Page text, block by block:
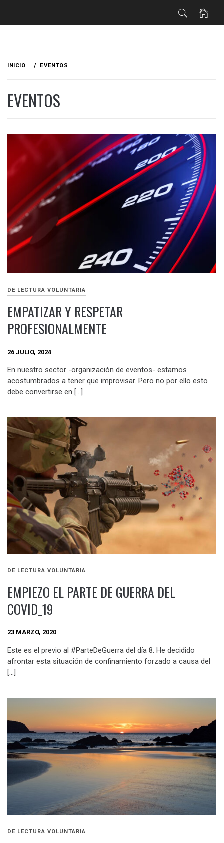
INICIO EVENTOS
EVENTOS
DE LECTURA VOLUNTARIA
EMPATIZAR Y RESPETAR
PROFESIONALMENTE
26 JULIO, 2024
En nuestro sector -organización de eventos- estamos
acostumbrados a tener que improvisar. Pero no por ello esto
debe convertirse en […]
DE LECTURA VOLUNTARIA
EMPIEZO EL PARTE DE GUERRA DEL
COVID_19
23 MARZO, 2020
Este es el previo al #ParteDeGuerra del día 8. He decidido
afrontar esta situación de confinamiento forzado a causa del
[…]
DE LECTURA VOLUNTARIA